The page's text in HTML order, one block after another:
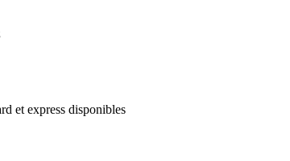
et express disponibles